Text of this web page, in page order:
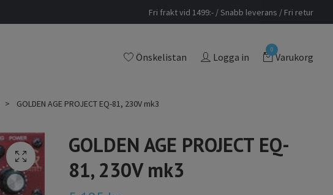
Fri frakt vid 1499:- / Snabb leverans / Fri retur
Önskelistan Logga in
0
Varukorg
GOLDEN AGE PROJECT EQ-81, 230V mk3
GOLDEN AGE PROJECT EQ-
81, 230V mk3